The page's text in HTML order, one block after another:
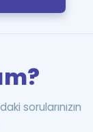
sorularınızın